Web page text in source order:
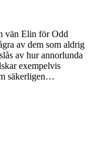
vän Elin för Odd
av dem som aldrig
av hur annorlunda
exempelvis
säkerligen…